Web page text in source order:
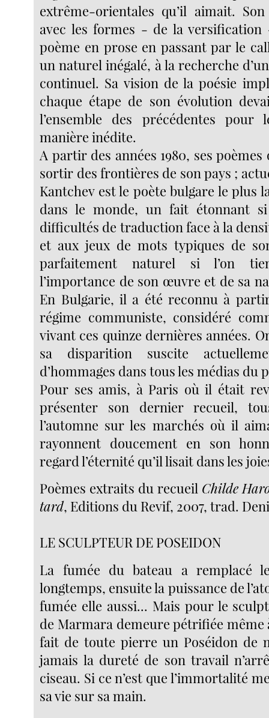
extrême-orientales qu’il aimait.
avec les formes - de la versification
poème en prose en passant par le
un naturel inégalé, à la recherche
continuel. Sa vision de la poésie
chaque étape de son évolution
l’ensemble des précédentes pour
manière inédite.
A partir des années 1980, ses
sortir des frontières de son pays ;
Kantchev est le poète bulgare le plus
dans le monde, un fait étonnant si
difficultés de traduction face à la
et aux jeux de mots typiques de
parfaitement naturel si l’on
l’importance de son œuvre et de sa
En Bulgarie, il a été reconnu à
régime communiste, considéré
vivant ces quinze dernières années.
sa disparition suscite
d’hommages dans tous les médias du
Pour ses amis, à Paris où il était
présenter son dernier recueil,
l’automne sur les marchés où il
rayonnent doucement en son
regard l’éternité qu’il lisait dans les
Poèmes extraits du recueil Childe
tard, Editions du Revif, 2007, trad.
LE SCULPTEUR DE POSEIDON
La fumée du bateau a remplacé
longtemps, ensuite la puissance de
fumée elle aussi... Mais pour le
de Marmara demeure pétrifiée même
fait de toute pierre un Poséidon de
jamais la dureté de son travail
ciseau. Si ce n’est que l’immortalité
sa vie sur sa main.